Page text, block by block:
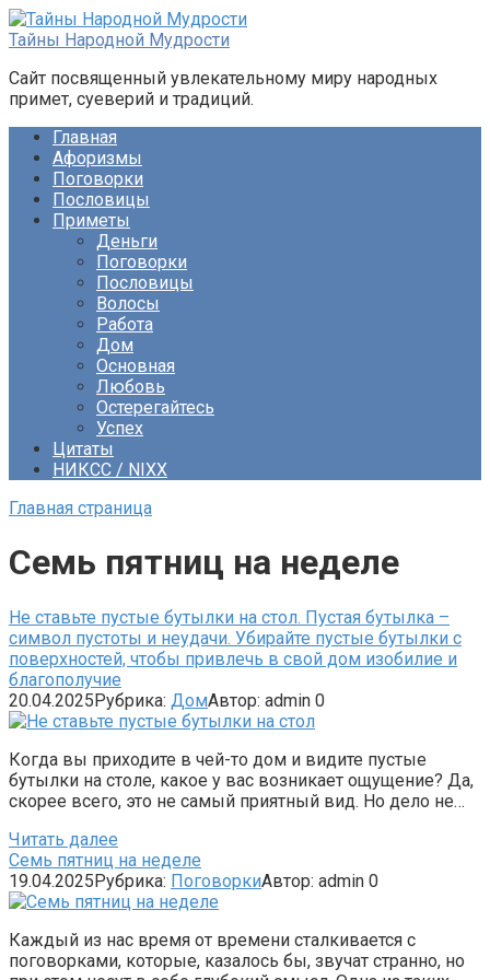
Перейти
к
Тайны Народной Мудрости
Сайт посвященный увлекательному миру народных
примет, суеверий и традиций.
Главная
Афоризмы
Поговорки
Пословицы
Приметы
Деньги
Поговорки
Пословицы
Волосы
Работа
Дом
Основная
Любовь
Остерегайтесь
Успех
Цитаты
НИКСС / NIXX
Главная страница
Семь пятниц на неделе
Не ставьте пустые бутылки на стол. Пустая бутылка –
символ пустоты и неудачи. Убирайте пустые бутылки с
поверхностей, чтобы привлечь в свой дом изобилие и
благополучие
20.04.2025Рубрика: ДомАвтор: admin 0
Когда вы приходите в чей-то дом и видите пустые
бутылки на столе, какое у вас возникает ощущение? Да,
скорее всего, это не самый приятный вид. Но дело не…
Читать далее
Семь пятниц на неделе
19.04.2025Рубрика: ПоговоркиАвтор: admin 0
Каждый из нас время от времени сталкивается с
поговорками, которые, казалось бы, звучат странно, но